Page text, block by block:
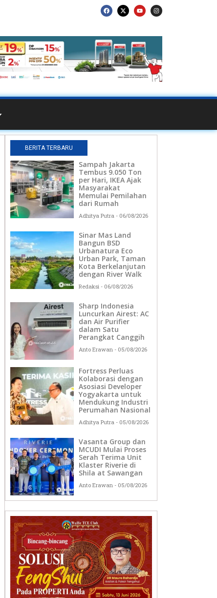
BERITA TERBARU
Sampah Jakarta
Tembus 9.050 Ton
per Hari, IKEA Ajak
Masyarakat
Memulai Pemilahan
dari Rumah
Adhitya Putra 06/08/2026
Sinar Mas Land
Bangun BSD
Urbanatura Eco
Urban Park, Taman
Kota Berkelanjutan
dengan River Walk
Redaksi 06/08/2026
Sharp Indonesia
Luncurkan Airest: AC
dan Air Purifier
dalam Satu
Perangkat Canggih
Anto Erawan 05/08/2026
Fortress Perluas
Kolaborasi dengan
Asosiasi Developer
Yogyakarta untuk
Mendukung Industri
Perumahan Nasional
Adhitya Putra 05/08/2026
Vasanta Group dan
MCUDI Mulai Proses
Serah Terima Unit
Klaster Riverie di
Shila at Sawangan
Anto Erawan 05/08/2026